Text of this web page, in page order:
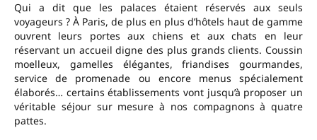
Qui a dit que les palaces étaient réservés aux seuls
voyageurs ? À Paris, de plus en plus d’hôtels haut de gamme
ouvrent leurs portes aux chiens et aux chats en leur
réservant un accueil digne des plus grands clients. Coussin
moelleux, gamelles élégantes, friandises gourmandes,
service de promenade ou encore menus spécialement
élaborés… certains établissements vont jusqu’à proposer un
véritable séjour sur mesure à nos compagnons à quatre
pattes.